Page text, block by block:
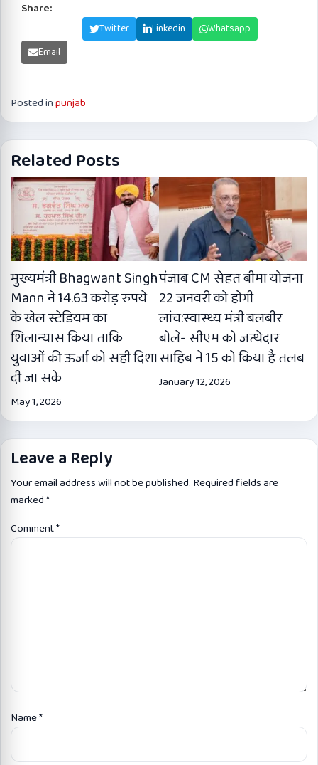
Share:
Twitter Linkedin
Whatsapp
Email
Posted inpunjab
Related Posts
मुख्यमंत्री Bhagwant Singh
Mann ने 14.63 करोड़ रुपये
के खेल स्टेडियम का
शिलान्यास किया ताकि
युवाओं की ऊर्जा को सही दिशा
दी जा सके
May 1, 2026
पंजाब CM सेहत बीमा योजना
22 जनवरी को होगी
लांच:स्वास्थ्य मंत्री बलबीर
बोले- सीएम को जत्थेदार
साहिब ने 15 को किया है तलब
January 12, 2026
Leave a Reply
Your email address will not be published. Required fields are
marked*
Comment*
Name*